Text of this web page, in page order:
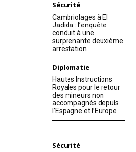
Sécurité
Cambriolages à El
Jadida : l’enquête
conduit à une
surprenante deuxième
arrestation
Diplomatie
Hautes Instructions
Royales pour le retour
des mineurs non
accompagnés depuis
l’Espagne et l’Europe
Sécurité